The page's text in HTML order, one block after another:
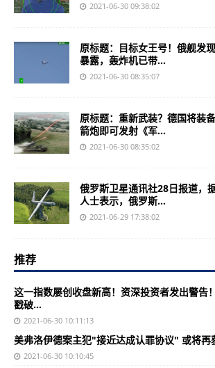
2021-06-30 09:38:02
原标题：目标女王号！俄舰发
暴露，轰炸机已带...
2021-06-30 08:35:07
原标题：重新武装？德国将装
箭炮即可发射《军...
2021-06-30 08:35:02
俄罗斯卫星通讯社28日报道，
人士表示，俄罗斯...
2021-06-29 17:38:02
推荐
这一指数屡创收盘新高！资深投资者发出警告
戳破…
2021-06-30 10:11:13
美弗洛伊德案主犯"接近达成认罪协议" 或将再
2021-06-30 10:10:45